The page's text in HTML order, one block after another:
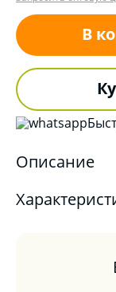
В
Описание